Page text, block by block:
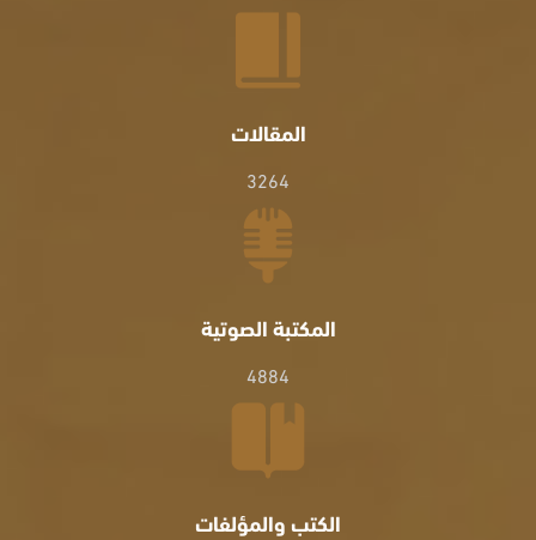
المقالات
3264
المكتبة الصوتية
4884
الكتب والمؤلفات